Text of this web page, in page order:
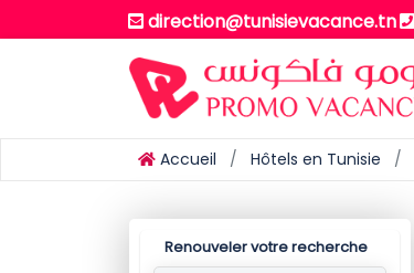
direction@tunisievacance.tn
Accueil Hôtels en Tunisie
Renouveler votre recherche